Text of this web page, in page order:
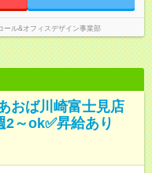
ル&オフィスデザイン事業部
おば川崎富士見店
2～ok✅昇給あり